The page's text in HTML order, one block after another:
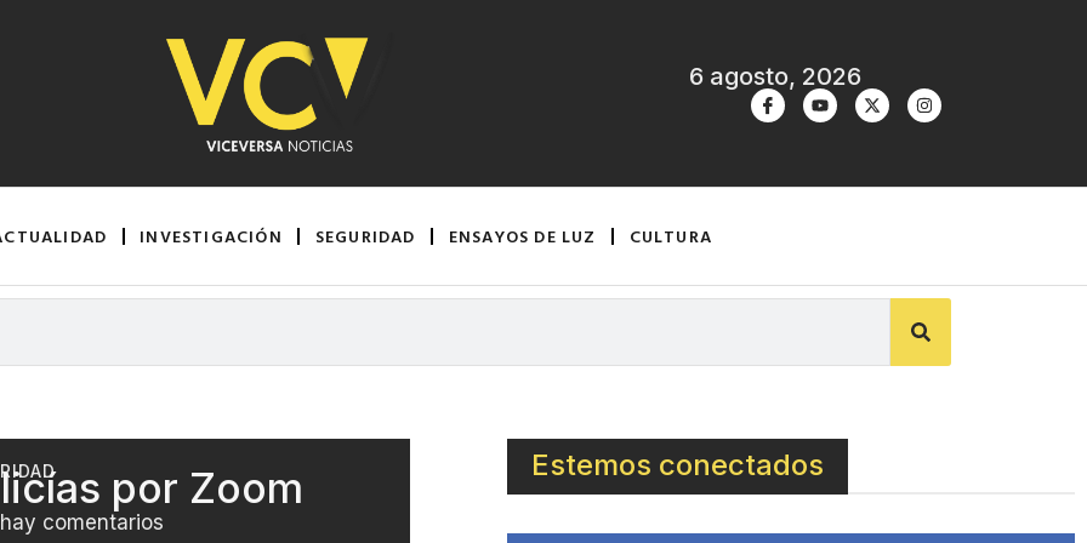
6 agosto, 2026
INVESTIGACIÓN SEGURIDAD ENSAYOS DE LUZ CULTURA
por Zoom
comentarios
Estemos conectados